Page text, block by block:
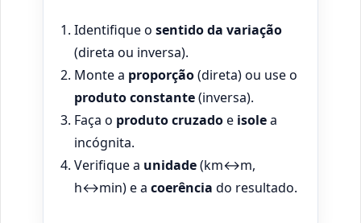
Identifique o sentido da variação
(direta ou inversa).
Monte a proporção(direta) ou use o
produto constante(inversa).
Faça o produto cruzadoe isolea
incógnita.
Verifique a unidade(km↔m,
h↔min) e a coerência do resultado.